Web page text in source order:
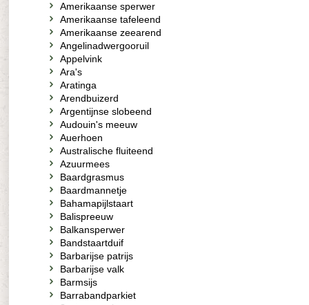
Amerikaanse sperwer
Amerikaanse tafeleend
Amerikaanse zeearend
Angelinadwergooruil
Appelvink
Ara's
Aratinga
Arendbuizerd
Argentijnse slobeend
Audouin's meeuw
Auerhoen
Australische fluiteend
Azuurmees
Baardgrasmus
Baardmannetje
Bahamapijlstaart
Balispreeuw
Balkansperwer
Bandstaartduif
Barbarijse patrijs
Barbarijse valk
Barmsijs
Barrabandparkiet